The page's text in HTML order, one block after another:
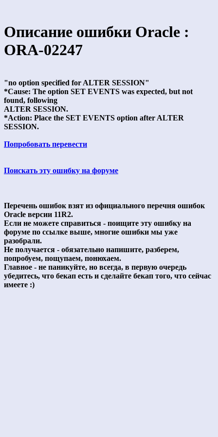
Описание ошибки Oracle :
ORA-02247
"no option specified for ALTER SESSION"
*Cause: The option SET EVENTS was expected, but not
found, following
ALTER SESSION.
*Action: Place the SET EVENTS option after ALTER
SESSION.
Попробовать перевести
Поискать эту ошибку на форуме
Перечень ошибок взят из официального перечня ошибок
Oracle версии 11R2.
Если не можете справиться - поищите эту ошибку на
форуме по ссылке выше, многие ошибки мы уже
разобрали.
Не получается - обязательно напишите, разберем,
попробуем, пощупаем, понюхаем.
Главное - не паникуйте, но всегда, в первую очередь
убедитесь, что бекап есть и сделайте бекап того, что сейчас
имеете :)